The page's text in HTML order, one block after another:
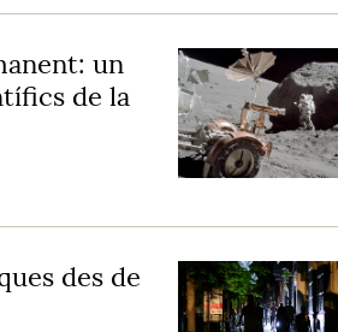
un
de la
des de